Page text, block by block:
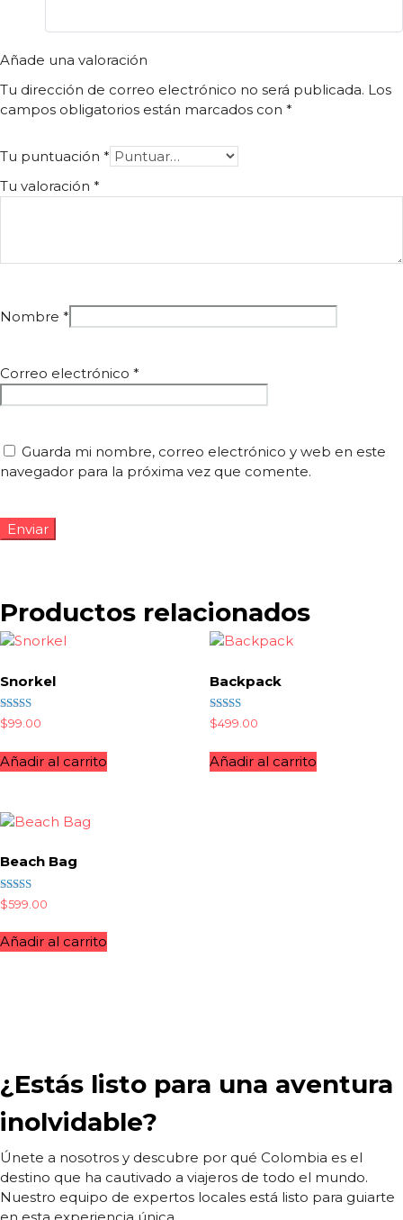
Añade una valoración
Tu dirección de correo electrónico no será publicada. Los
campos obligatorios están marcados con *
Tu puntuación *
Tu valoración *
Nombre *
Correo electrónico *
Guarda mi nombre, correo electrónico y web en este
navegador para la próxima vez que comente.
Productos relacionados
Snorkel
Valorado
con
de 5
$99.00
Añadir al carrito
Backpack
Valorado
con
de 5
$499.00
Añadir al carrito
Beach Bag
Valorado
con
de 5
$599.00
Añadir al carrito
¿Estás listo para una aventura
inolvidable?
Únete a nosotros y descubre por qué Colombia es el
destino que ha cautivado a viajeros de todo el mundo.
Nuestro equipo de expertos locales está listo para guiarte